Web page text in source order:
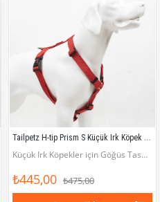
Tailpetz H-tip Prism S Küçük Irk Köpek Göğüs Tasması (Göğüs 32 cm x 51 cm)
Küçük Irk Köpekler için Göğüs Tasması (Göğüs çevresi 32 - 51 cm)
₺445,00 ₺475,00